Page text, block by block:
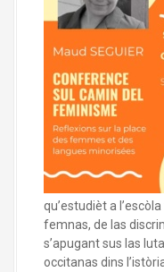
qu’estudièt a
femnas, de las
s’apugant sus las
occitanas dins